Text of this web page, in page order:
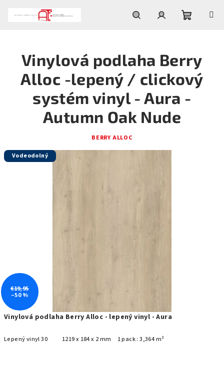
košík
Vinylová podlaha Berry Alloc - lepený vinyl - Aura
Lepený vinyl 30 1219 x 184 x 2 mm 1 pack : 3,364 m²
Vinylová podlaha Berry
Alloc -lepený / clickový
systém vinyl - Aura -
Autumn Oak Nude
BERRY ALLOC
Vodeodolný
€19,95
–50 %